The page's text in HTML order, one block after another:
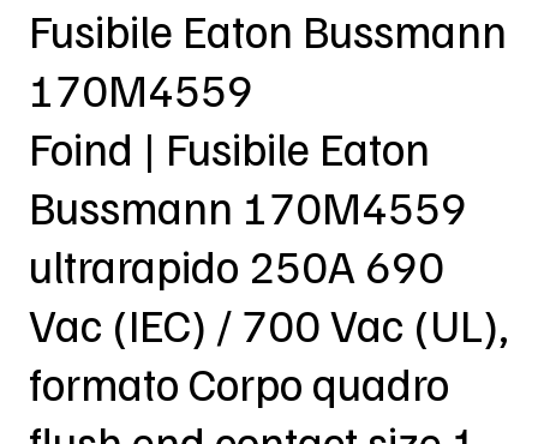
Fusibile Eaton Bussmann
170M4559
Foind | Fusibile Eaton
Bussmann 170M4559
ultrarapido 250A 690
Vac (IEC) / 700 Vac (UL),
formato Corpo quadro